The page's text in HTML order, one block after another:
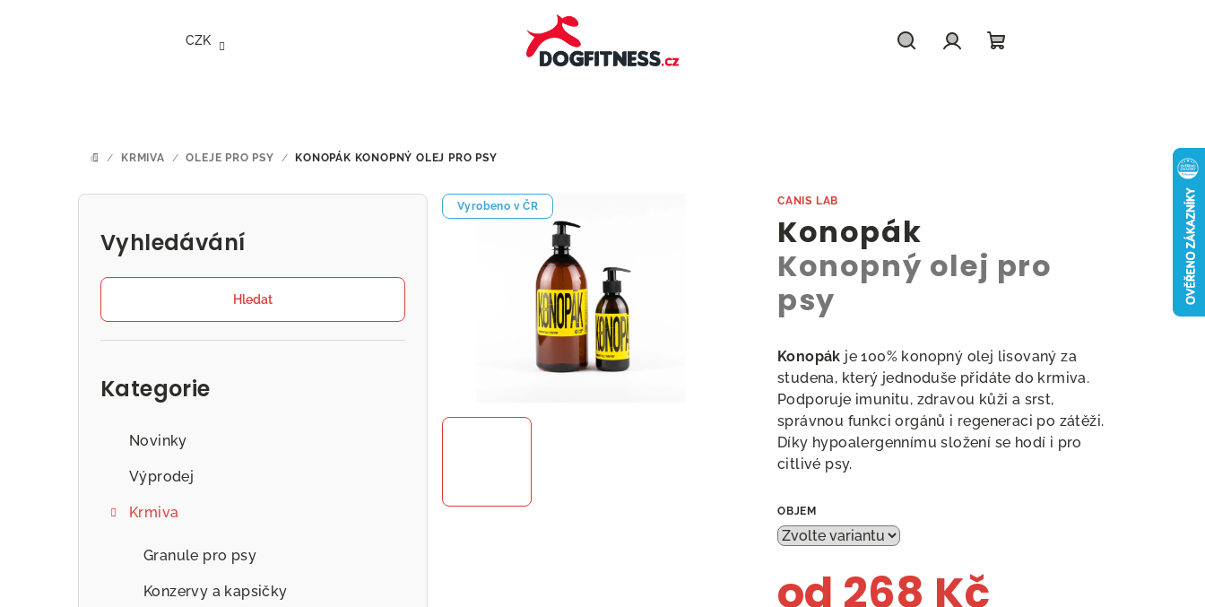
CZK
DOMŮ
/ KRMIVA / OLEJE PRO PSY / KONOPÁK KONOPNÝ OLEJ PRO PSY
P
Vyhledávání
Hledat
Kategorie
Novinky
Výprodej
Krmiva
Granule pro psy
Konzervy a kapsičky
CANIS LAB
Konopák
Konopný olej pro
psy
Konopák je 100% konopný olej lisovaný za
studena, který jednoduše přidáte do krmiva.
Podporuje imunitu, zdravou kůži a srst,
správnou funkci orgánů i regeneraci po zátěži.
Díky hypoalergennímu složení se hodí i pro
citlivé psy.
OBJEM
od 268 Kč
Vyrobeno v ČR